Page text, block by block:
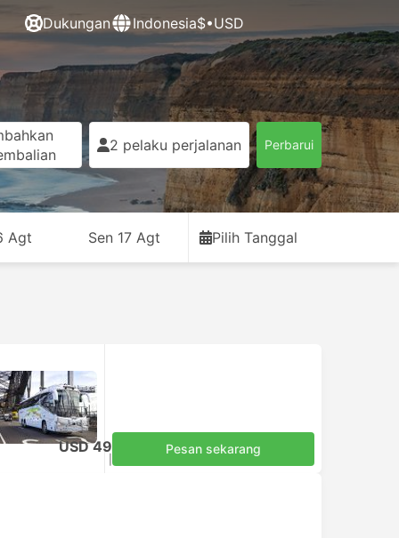
Dukungan Indonesia$•USD
2 pelaku perjalanan Perbarui
Agt Sen 17 Agt Pilih Tanggal
USD 49 Pesan sekarang